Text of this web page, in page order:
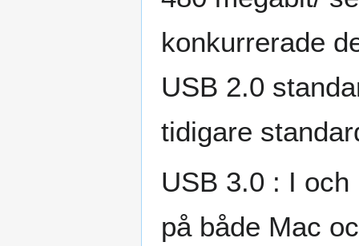
konkurrerade
USB 2.0
tidigare
USB 3.0 : I
på både Mac